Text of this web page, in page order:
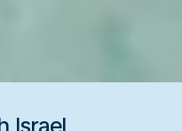
Israel